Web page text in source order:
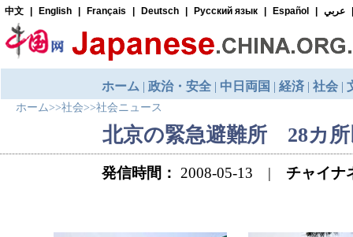
ホーム>>社会>>社会ニュース
北京の緊急避難所 28カ所
発信時間： 2008-05-13 | チャイナ